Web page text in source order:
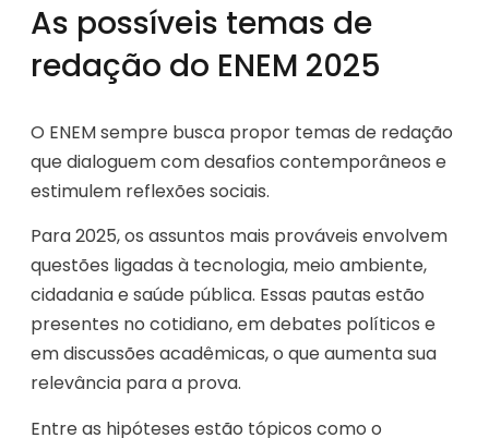
As possíveis temas de
redação do ENEM 2025
O ENEM sempre busca propor temas de redação
que dialoguem com desafios contemporâneos e
estimulem reflexões sociais.
Para 2025, os assuntos mais prováveis envolvem
questões ligadas à tecnologia, meio ambiente,
cidadania e saúde pública. Essas pautas estão
presentes no cotidiano, em debates políticos e
em discussões acadêmicas, o que aumenta sua
relevância para a prova.
Entre as hipóteses estão tópicos como o